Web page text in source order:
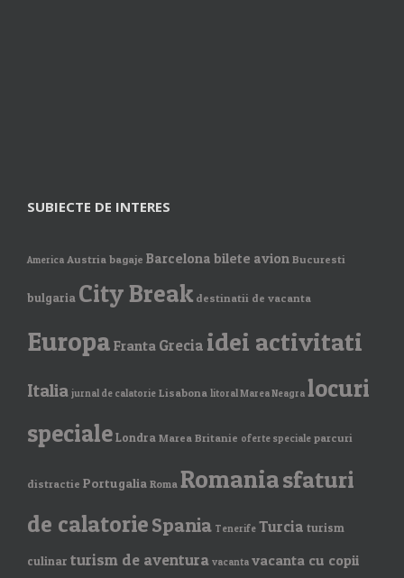
SUBIECTE DE INTERES
America Austria bagaje Barcelona bilete avion Bucuresti
bulgaria City Break destinatii de vacanta
Europa Franta Grecia idei activitati
Italia jurnal de calatorie Lisabona litoral Marea Neagra locuri
specialeLondra Marea Britanie oferte speciale parcuri
distractie Portugalia Roma Romaniasfaturi
de calatorieSpania Tenerife Turcia turism
culinar turism de aventura vacanta vacanta cu copii